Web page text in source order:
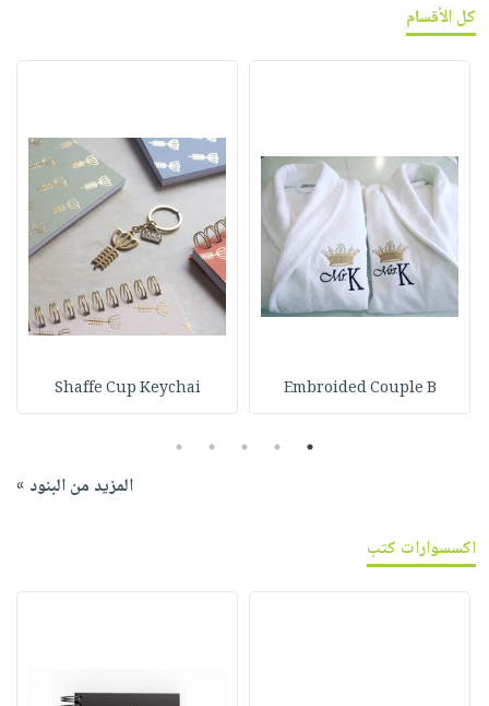
كل الأقسام
Embroided Couple B
Shaffe Cup Keychai
1
2
3
4
5
المزيد من البنود »
اكسسوارات كتب